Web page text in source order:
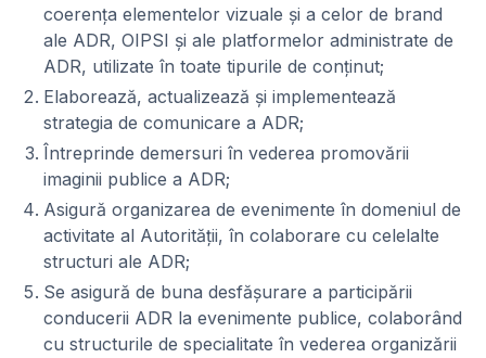
coerența elementelor vizuale și a celor de brand
ale ADR, OIPSI și ale platformelor administrate de
ADR, utilizate în toate tipurile de conținut;
Elaborează, actualizează și implementează
strategia de comunicare a ADR;
Întreprinde demersuri în vederea promovării
imaginii publice a ADR;
Asigură organizarea de evenimente în domeniul de
activitate al Autorității, în colaborare cu celelalte
structuri ale ADR;
Se asigură de buna desfășurare a participării
conducerii ADR la evenimente publice, colaborând
cu structurile de specialitate în vederea organizării